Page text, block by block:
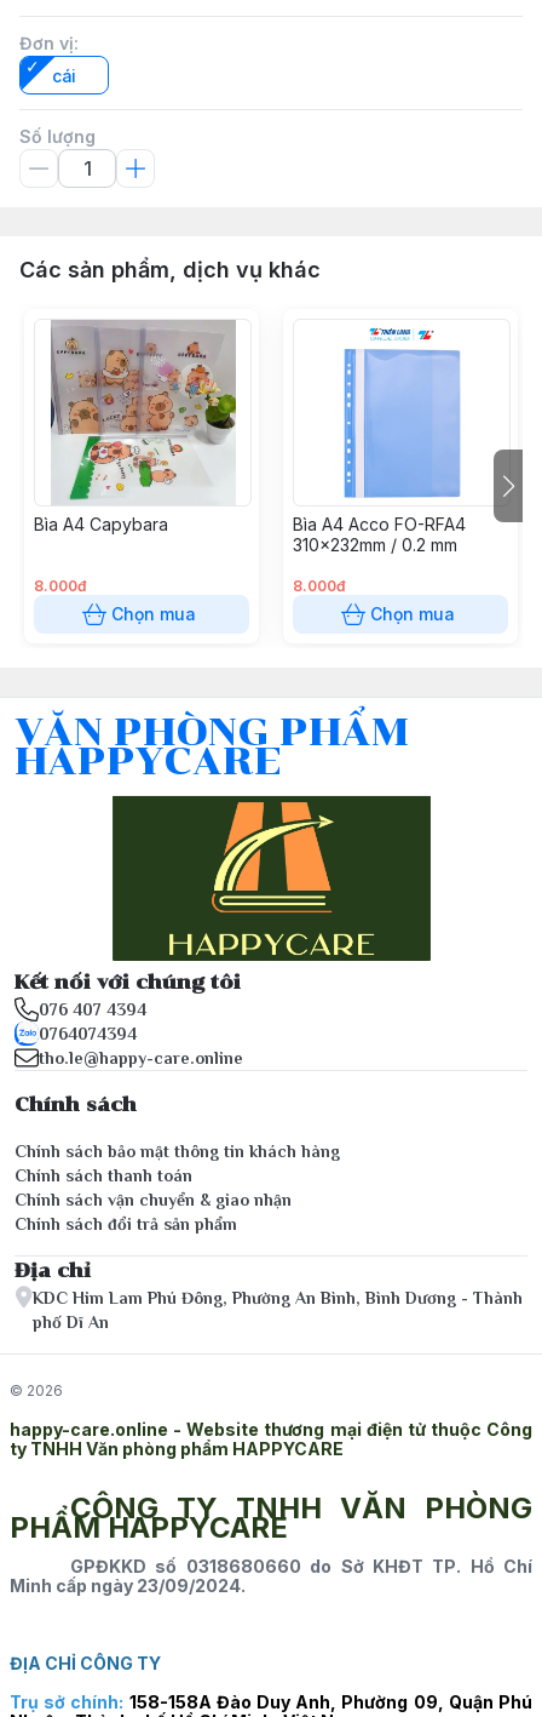
Đơn vị:
cái
Số lượng
Các sản phẩm, dịch vụ khác
Bìa A4 Capybara
8.000đ
Chọn mua
Bìa A4 Acco FO-RFA4
310x232mm / 0.2 mm
8.000đ
Chọn mua
VĂN PHÒNG PHẨM
HAPPYCARE
Kết nối với chúng tôi
076 407 4394
0764074394
tho.le@happy-care.online
Chính sách
Chính sách bảo mật thông tin khách hàng
Chính sách thanh toán
Chính sách vận chuyển & giao nhận
Chính sách đổi trả sản phẩm
Địa chỉ
KDC Him Lam Phú Đông, Phường An Bình, Bình Dương - Thành
phố Dĩ An
© 2026
happy-care.online - Website thương mại điện tử thuộc Công
ty TNHH Văn phòng phẩm HAPPYCARE
CÔNG TY TNHH VĂN PHÒNG
PHẨM HAPPYCARE
GPĐKKD số 0318680660 do Sở KHĐT TP. Hồ Chí
Minh cấp ngày 23/09/2024.
ĐỊA CHỈ CÔNG TY
Trụ sở chính: 158-158A Đào Duy Anh, Phường 09, Quận Phú